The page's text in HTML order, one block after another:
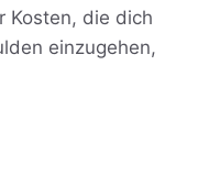
Kosten, die dich
einzugehen,